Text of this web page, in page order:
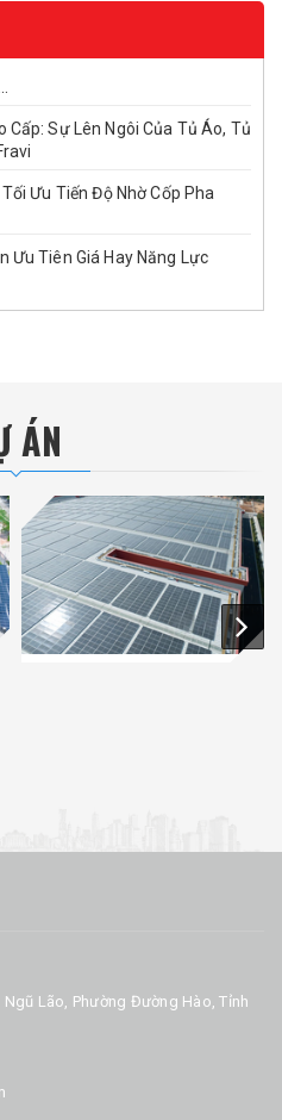
Sự Lên Ngôi Của Tủ Áo, Tủ
Ưu Tiến Độ Nhờ Cốp Pha
Ưu Tiên Giá Hay Năng Lực
ÁN
Lão, Phường Đường Hào, Tỉnh